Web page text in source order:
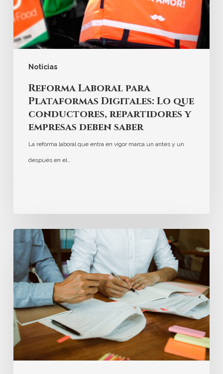
Noticias
Reforma Laboral para
Plataformas Digitales: Lo que
conductores, repartidores y
empresas deben saber
La reforma laboral que entra en vigor marca un antes y un
después en el…